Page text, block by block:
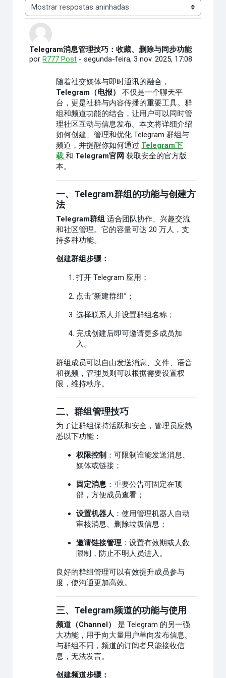
Modo de visualização
Telegram消息管理技巧：收藏、删除与同步功能
por R777 Post -segunda-feira, 3 nov. 2025, 17:08
Número de respostas: 0
随着社交媒体与即时通讯的融合，
Telegram（电报）
不仅是一个聊天平
台，更是社群与内容传播的重要工具。群
组和频道功能的结合，让用户可以同时管
理社区互动与信息发布。本文将详细介绍
如何创建、管理和优化 Telegram 群组与
频道，并提醒你如何通过 Telegram下
载和 Telegram官网 获取安全的官方版
本。
一、Telegram群组的功能与创建方
法
Telegram群组 适合团队协作、兴趣交流
和社区管理。它的容量可达 20 万人，支
持多种功能。
创建群组步骤：
打开 Telegram 应用；
点击“新建群组”；
选择联系人并设置群组名称；
完成创建后即可邀请更多成员加
入。
群组成员可以自由发送消息、文件、语音
和视频，管理员则可以根据需要设置权
限，维持秩序。
二、群组管理技巧
为了让群组保持活跃和安全，管理员应熟
悉以下功能：
权限控制 ：可限制谁能发送消息、
媒体或链接；
固定消息 ：重要公告可固定在顶
部，方便成员查看；
设置机器人 ：使用管理机器人自动
审核消息、删除垃圾信息；
邀请链接管理 ：设置有效期或人数
限制，防止不明人员进入。
良好的群组管理可以有效提升成员参与
度，使沟通更加高效。
三、Telegram频道的功能与使用
频道（Channel）
是 Telegram 的另一强
大功能，用于向大量用户单向发布信息。
与群组不同，频道的订阅者只能接收信
息，无法发言。
创建频道步骤：